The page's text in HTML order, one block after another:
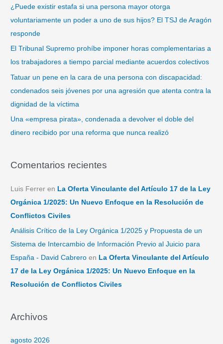
¿Puede existir estafa si una persona mayor otorga
voluntariamente un poder a uno de sus hijos? El TSJ de Aragón
responde
El Tribunal Supremo prohíbe imponer horas complementarias a
los trabajadores a tiempo parcial mediante acuerdos colectivos
Tatuar un pene en la cara de una persona con discapacidad:
condenados seis jóvenes por una agresión que atenta contra la
dignidad de la víctima
Una «empresa pirata», condenada a devolver el doble del
dinero recibido por una reforma que nunca realizó
Comentarios recientes
Luis Ferrer en La Oferta Vinculante del Artículo 17 de la Ley
Orgánica 1/2025: Un Nuevo Enfoque en la Resolución de
Conflictos Civiles
Análisis Crítico de la Ley Orgánica 1/2025 y Propuesta de un
Sistema de Intercambio de Información Previo al Juicio para
España - David Cabrero en La Oferta Vinculante del Artículo
17 de la Ley Orgánica 1/2025: Un Nuevo Enfoque en la
Resolución de Conflictos Civiles
Archivos
agosto 2026